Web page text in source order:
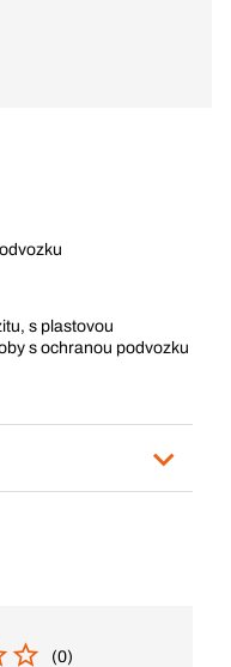
s plastovou
s ochranou podvozku
(0)